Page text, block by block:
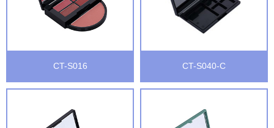
CT-S016 CT-S040-C